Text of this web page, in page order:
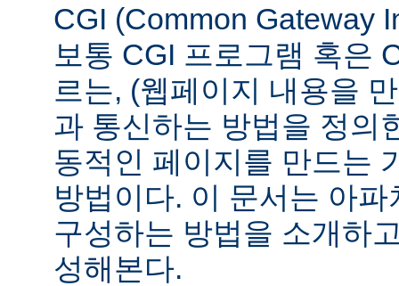
CGI (Common Gateway
보통 CGI 프로그램 혹은
르는, (웹페이지 내용을
과 통신하는 방법을 정의
동적인 페이지를 만드는
방법이다. 이 문서는 아
구성하는 방법을 소개하
성해본다.